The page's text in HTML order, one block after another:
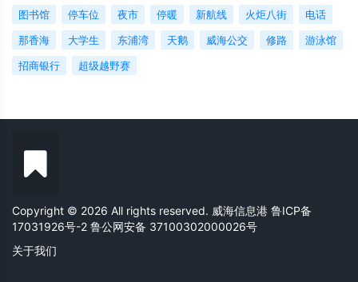
图书馆
停车位 夜市 停暖 新航线 火炬八街
电话
那香海
大学生 东浦湾 天鹅 威海公交 修路
游泳馆
招商银行
超级越野赛
Copyright © 2026 All rights reserved. 威海信息港 鲁ICP备
17031926号-2 鲁公网安备 37100302000026号
关于我们